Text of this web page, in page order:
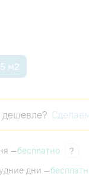
м2
—бесплатно
?
дни —